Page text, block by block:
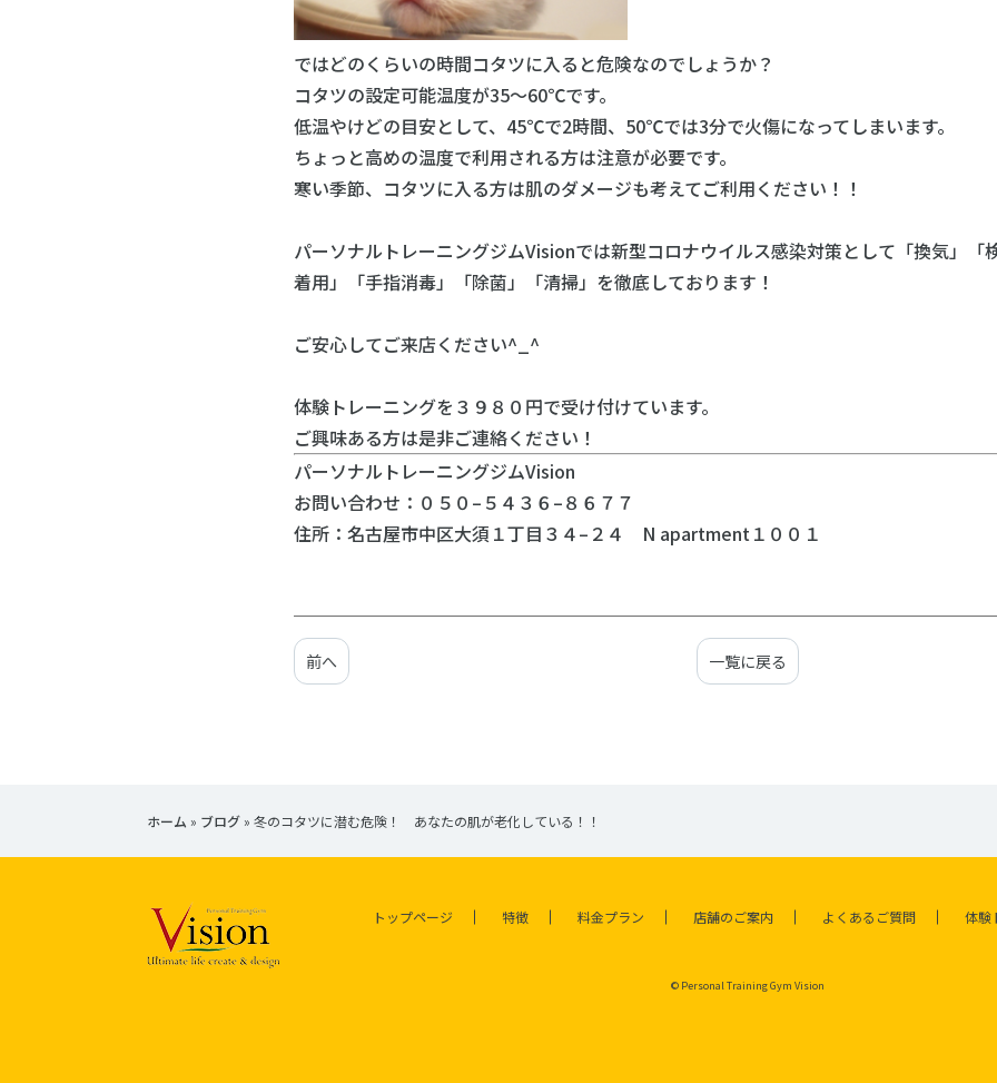
ではどのくらいの時間コタツに入ると危険なのでしょうか？
コタツの設定可能温度が35〜60℃です。
低温やけどの目安として、45℃で2時間、50℃では3分で火傷になってしまいます。
ちょっと高めの温度で利用される方は注意が必要です。
寒い季節、コタツに入る方は肌のダメージも考えてご利用ください！！
パーソナルトレーニングジムVisionでは新型コロナウイルス感染対策として「換気」「
着用」「手指消毒」「除菌」「清掃」を徹底しております！
ご安心してご来店ください^_^
体験トレーニングを３９８０円で受け付けています。
ご興味ある方は是非ご連絡ください！
パーソナルトレーニングジムVision
お問い合わせ：０５０–５４３６–８６７７
住所：名古屋市中区大須１丁目３４–２４ N apartment１００１
前へ 一覧に戻る
ホーム » ブログ » 冬のコタツに潜む危険！ あなたの肌が老化している！！
トップページ 特徴 料金プラン 店舗のご案内 よくあるご質問 体験
© Personal Training Gym Vision